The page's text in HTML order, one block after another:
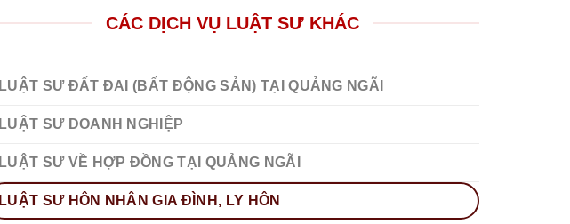
CÁC DỊCH VỤ LUẬT SƯ KHÁC
LUẬT SƯ ĐẤT ĐAI (BẤT ĐỘNG SẢN) TẠI QUẢNG NGÃI
LUẬT SƯ DOANH NGHIỆP
LUẬT SƯ VỀ HỢP ĐỒNG TẠI QUẢNG NGÃI
LUẬT SƯ HÔN NHÂN GIA ĐÌNH, LY HÔN